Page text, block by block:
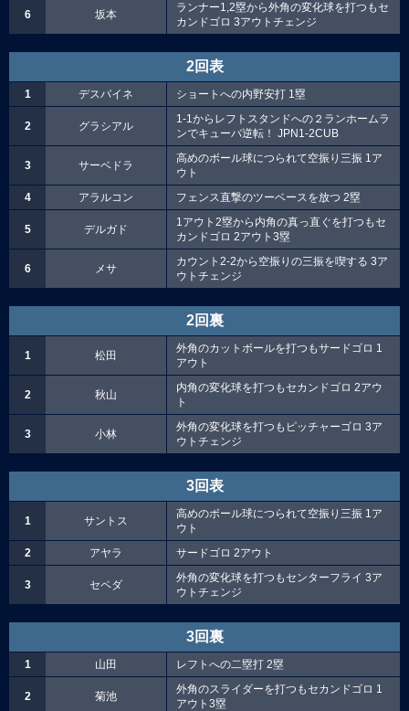
6 坂本
ランナー1,2塁から外角の変化球を打つもセ
カンドゴロ 3アウトチェンジ
2回表
1 デスパイネ ショートへの内野安打 1塁
2 グラシアル
1-1からレフトスタンドへの２ランホームラ
ンでキューバ逆転！ JPN1-2CUB
3 サーベドラ
高めのボール球につられて空振り三振 1ア
ウト
4
アラルコン フェンス直撃のツーベースを放つ 2塁
5 デルガド
1アウト2塁から内角の真っ直ぐを打つもセ
カンドゴロ 2アウト3塁
6 メサ
カウント2-2から空振りの三振を喫する 3ア
ウトチェンジ
2回裏
1 松田
外角のカットボールを打つもサードゴロ 1
アウト
2 秋山
内角の変化球を打つもセカンドゴロ 2アウ
ト
3 小林
外角の変化球を打つもピッチャーゴロ 3ア
ウトチェンジ
3回表
1 サントス
高めのボール球につられて空振り三振 1ア
ウト
2
アヤラ サードゴロ 2アウト
3 セペダ
外角の変化球を打つもセンターフライ 3ア
ウトチェンジ
3回裏
1 山田 レフトへの二塁打 2塁
2 菊池
外角のスライダーを打つもセカンドゴロ 1
アウト3塁